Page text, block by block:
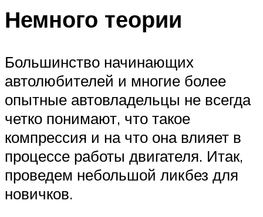
Немного теории
Большинство начинающих
автолюбителей и многие более
опытные автовладельцы не всегда
четко понимают, что такое
компрессия и на что она влияет в
процессе работы двигателя. Итак,
проведем небольшой ликбез для
новичков.